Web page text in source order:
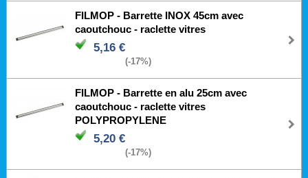
FILMOP - Barrette INOX 45cm avec
caoutchouc - raclette vitres
5,16 €
(-17%)
FILMOP - Barrette en alu 25cm avec
caoutchouc - raclette vitres
POLYPROPYLENE
5,20 €
(-17%)